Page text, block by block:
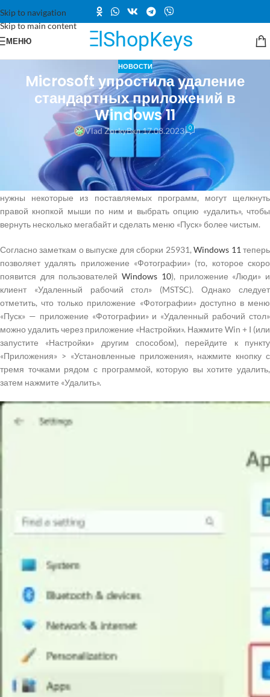
Skip to navigation
Skip to main content
МЕНЮ
НОВОСТИ
Microsoft упростила удаление
стандартных приложений в
Windows 11
Vlad ZorkyВкл 17.08.2023 0
Сборка Windows 11 25931, в настоящее время доступная для
общественного тестирования в канале Canary, содержит небольшое,
но приятное улучшение: операционная система позволяет удалять
даже больше встроенных (стандартных) приложений. Те, кому не
нужны некоторые из поставляемых программ, могут щелкнуть
правой кнопкой мыши по ним и выбрать опцию «удалить», чтобы
вернуть несколько мегабайт и сделать меню «Пуск» более чистым.
Согласно заметкам о выпуске для сборки 25931,Windows 11 теперь
позволяет удалять приложение «Фотографии» (то, которое скоро
появится для пользователейWindows 10), приложение «Люди» и
клиент «Удаленный рабочий стол» (MSTSC). Однако следует
отметить, что только приложение «Фотографии» доступно в меню
«Пуск» — приложение «Фотографии» и «Удаленный рабочий стол»
можно удалить через приложение «Настройки». Нажмите Win + I (или
запустите «Настройки» другим способом), перейдите к пункту
«Приложения» > «Установленные приложения», нажмите кнопку с
тремя точками рядом с программой, которую вы хотите удалить,
затем нажмите «Удалить».